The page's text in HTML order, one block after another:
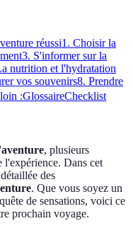
réussi1. Choisir la
3. S'informer sur la
nutrition et l'hydratation
vos souvenirs8. Prendre
:GlossaireChecklist
, plusieurs
l'expérience. Dans cet
des
. Que vous soyez un
de sensations, voici ce
prochain voyage.